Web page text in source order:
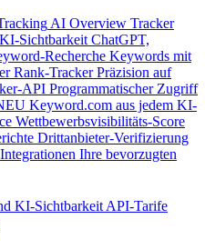
AI Overview Tracker
KI-Sichtbarkeit ChatGPT,
Recherche Keywords mit
Rank-TrackerPräzision auf
API Programmatischer Zugriff
Keyword.com aus jedem KI-
Wettbewerbsvisibilitäts-Score
Drittanbieter-Verifizierung
Integrationen Ihre bevorzugten
KI-Sichtbarkeit API-Tarife